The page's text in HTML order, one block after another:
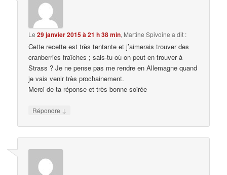
Le29 janvier 2015 à 21 h 38 min, Martine Spivoine a dit :
Cette recette est très tentante et j’aimerais trouver des
cranberries fraîches ; sais-tu où on peut en trouver à
Strass ? Je ne pense pas me rendre en Allemagne quand
je vais venir très prochainement.
Merci de ta réponse et très bonne soirée
Répondre ↓